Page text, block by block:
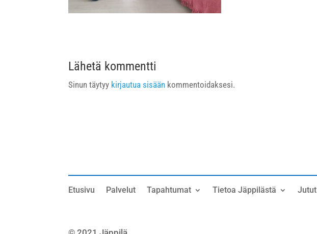
Lähetä kommentti
Sinun täytyy kirjautua sisään kommentoidaksesi.
Etusivu Palvelut Tapahtumat Tietoa Jäppilästä Jutut